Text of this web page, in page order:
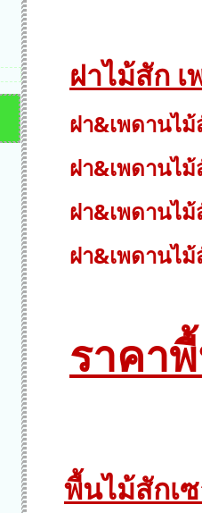
ฝาไม้สัก
ฝา&เพดานไม้สั
ฝา&เพดานไม้
ฝา&เพดานไม้
ฝา&เพดานไม้
ราคา
พื้นไม้สักเ